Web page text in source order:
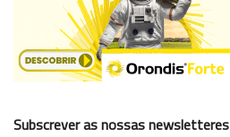
Subscrever as nossas newsletteres